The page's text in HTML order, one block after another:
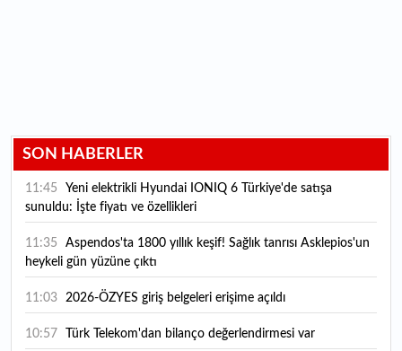
SON HABERLER
11:45
sunuldu: İşte fiyatı ve özellikleri
11:35
heykeli gün yüzüne çıktı
11:03 2026-ÖZYES giriş belgeleri erişime açıldı
10:57 Türk Telekom'dan bilanço değerlendirmesi var